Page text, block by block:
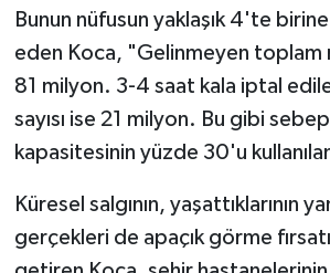
Bunun nüfusun yaklaşık 4'te
eden Koca, "Gelinmeyen toplam
81 milyon. 3-4 saat kala iptal
sayısı ise 21 milyon. Bu gibi
kapasitesinin yüzde 30'u
Küresel salgının, yaşattıklarının
gerçekleri de apaçık görme